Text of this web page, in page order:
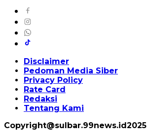
Disclaimer
Pedoman Media Siber
Privacy Policy
Rate Card
Redaksi
Tentang Kami
Copyright@sulbar.99news.id2025